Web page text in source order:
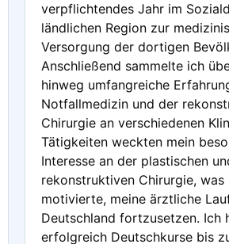
verpflichtendes Jahr im
ländlichen Region zur
Versorgung der dortigen
Anschließend sammelte ich
hinweg umfangreiche
Notfallmedizin und der
Chirurgie an verschiedenen
Tätigkeiten weckten mein
Interesse an der plastischen
rekonstruktiven Chirurgie, was
motivierte, meine ärztliche
Deutschland fortzusetzen. Ich
erfolgreich Deutschkurse bis